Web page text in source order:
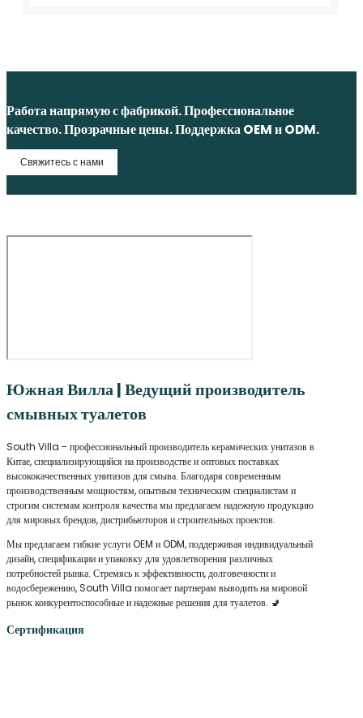
Работа напрямую с фабрикой. Профессиональное
качество. Прозрачные цены. Поддержка OEM и ODM.
Свяжитесь с нами
Южная Вилла | Ведущий производитель
смывных туалетов
South Villa - профессиональный производитель керамических унитазов в
Китае, специализирующийся на производстве и оптовых поставках
высококачественных унитазов для смыва. Благодаря современным
производственным мощностям, опытным техническим специалистам и
строгим системам контроля качества мы предлагаем надежную продукцию
для мировых брендов, дистрибьюторов и строительных проектов.
Мы предлагаем гибкие услуги OEM и ODM, поддерживая индивидуальный
дизайн, спецификации и упаковку для удовлетворения различных
потребностей рынка. Стремясь к эффективности, долговечности и
водосбережению, South Villa помогает партнерам выводить на мировой
рынок конкурентоспособные и надежные решения для туалетов. 🚽
Сертификация